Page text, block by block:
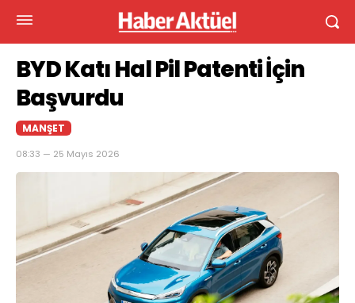
BYD Katı Hal Pil Patenti İçin
Başvurdu
MANŞET
08:33 — 25 Mayıs 2026